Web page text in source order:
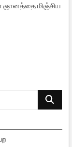
ஞானத்தை மிஞ்சிய
Search